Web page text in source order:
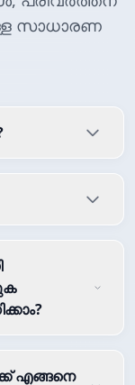
സാധാരണ
എങ്ങനെ